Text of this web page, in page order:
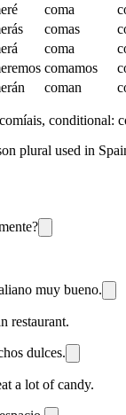
coma
comas
coma
comamos
coman
conditional:
plural used in
muy bueno.
restaurant.
dulces.
a lot of candy.